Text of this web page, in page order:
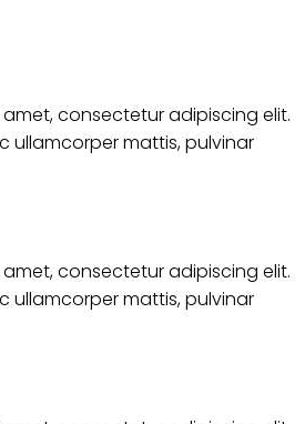
consectetur adipiscing elit.
ullamcorper mattis, pulvinar
consectetur adipiscing elit.
ullamcorper mattis, pulvinar